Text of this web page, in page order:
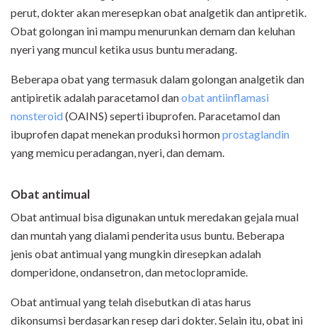
perut, dokter akan meresepkan obat analgetik dan antipretik.
Obat golongan ini mampu menurunkan demam dan keluhan
nyeri yang muncul ketika usus buntu meradang.
Beberapa obat yang termasuk dalam golongan analgetik dan
antipiretik adalah paracetamol danobat antiinflamasi
nonsteroid(OAINS) seperti ibuprofen. Paracetamol dan
ibuprofen dapat menekan produksi hormonprostaglandin
yang memicu peradangan, nyeri, dan demam.
Obat antimual
Obat antimual bisa digunakan untuk meredakan gejala mual
dan muntah yang dialami penderita usus buntu. Beberapa
jenis obat antimual yang mungkin diresepkan adalah
domperidone, ondansetron, dan metoclopramide.
Obat antimual yang telah disebutkan di atas harus
dikonsumsi berdasarkan resep dari dokter. Selain itu, obat ini